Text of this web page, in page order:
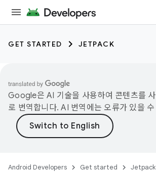
GET STARTED JETPACK
Google은 AI 기술을 사용하여 콘텐츠를
로 번역합니다. AI 번역에는 오류가 있을
Android Developers Get started Jetpack